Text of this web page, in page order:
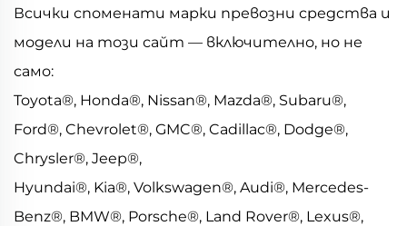
Всички споменати марки превозни средства и
модели на този сайт — включително, но не
само:
Toyota®, Honda®, Nissan®, Mazda®, Subaru®,
Ford®, Chevrolet®, GMC®, Cadillac®, Dodge®,
Chrysler®, Jeep®,
Hyundai®, Kia®, Volkswagen®, Audi®, Mercedes-
Benz®, BMW®, Porsche®, Land Rover®, Lexus®,